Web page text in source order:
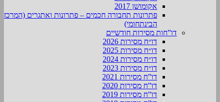
אקומושן 2017
פתרונות תחבורה חכמים – פתרונות ואתגרים (המרכז
הבינתחומי)
דו”חות מסירות חודשיים
דו״ח מסירות 2026
דו״ח מסירות 2025
דו״ח מסירות 2024
דו״ח מסירות 2023
דו”ח מסירות 2021
דו”ח מסירות 2020
דו”ח מסירות 2019